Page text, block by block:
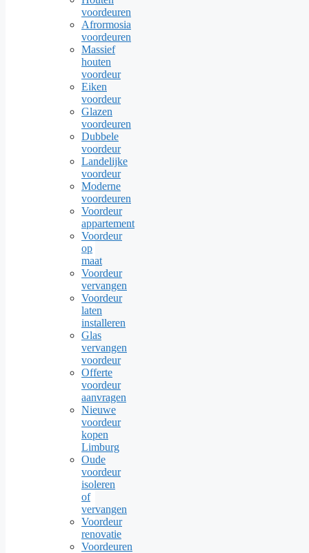
voordeuren
Afrormosia
voordeuren
Massief
houten
voordeur
Eiken
voordeur
Glazen
voordeuren
Dubbele
voordeur
Landelijke
voordeur
Moderne
voordeuren
Voordeur
appartement
Voordeur
op
maat
Voordeur
vervangen
Voordeur
laten
installeren
Glas
vervangen
voordeur
Offerte
voordeur
aanvragen
Nieuwe
voordeur
kopen
Limburg
Oude
voordeur
isoleren
of
vervangen
Voordeur
renovatie
Voordeuren